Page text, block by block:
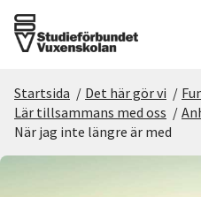
Det här gör vi
För dig som
Startsida / Det här gör vi /
Lär tillsammans med oss /
När jag inte längre är med